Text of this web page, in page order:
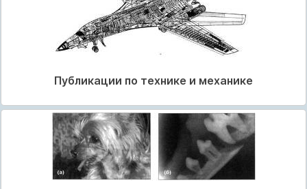
Публикации по технике и механике